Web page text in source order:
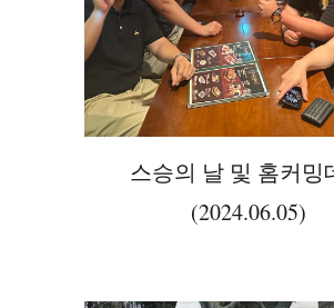
스승의 날 및 홈커밍
(2024.06.05)